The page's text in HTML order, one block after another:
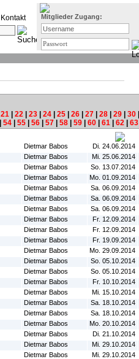
Kontakt Mitglieder Zugang:
21 22 23 24 25 26 27 28 29 30
54 55 56 57 58 59 60 61 62 63
Dietmar Babos Di. 24.06.2014
Dietmar Babos Mi. 25.06.2014
Dietmar Babos So. 13.07.2014
Dietmar Babos Mo. 01.09.2014
Dietmar Babos Sa. 06.09.2014
Dietmar Babos Sa. 06.09.2014
Dietmar Babos Sa. 06.09.2014
Dietmar Babos Fr. 12.09.2014
Dietmar Babos Fr. 12.09.2014
Dietmar Babos Fr. 19.09.2014
Dietmar Babos Mo. 29.09.2014
Dietmar Babos So. 05.10.2014
Dietmar Babos So. 05.10.2014
Dietmar Babos Fr. 10.10.2014
Dietmar Babos Mi. 15.10.2014
Dietmar Babos Sa. 18.10.2014
Dietmar Babos Sa. 18.10.2014
Dietmar Babos Mo. 20.10.2014
Dietmar Babos Di. 21.10.2014
Dietmar Babos Mi. 29.10.2014
Dietmar Babos Mi. 29.10.2014